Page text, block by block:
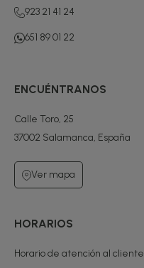
923 21 41 24
651 89 01 22
ENCUÉNTRANOS
Calle Toro, 25
37002 Salamanca, España
Ver mapa
HORARIOS
Horario de atención al cliente